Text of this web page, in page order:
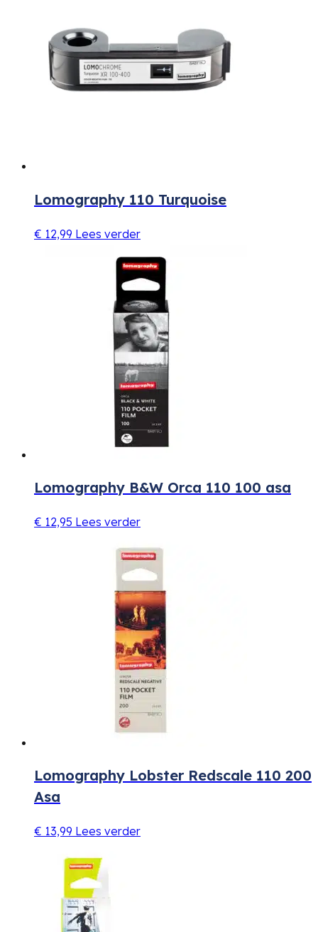
Lomography 110 Turquoise
€ 12,99 Lees verder
Lomography B&W Orca 110 100 asa
€ 12,95 Lees verder
Lomography Lobster Redscale 110 200
Asa
€ 13,99 Lees verder